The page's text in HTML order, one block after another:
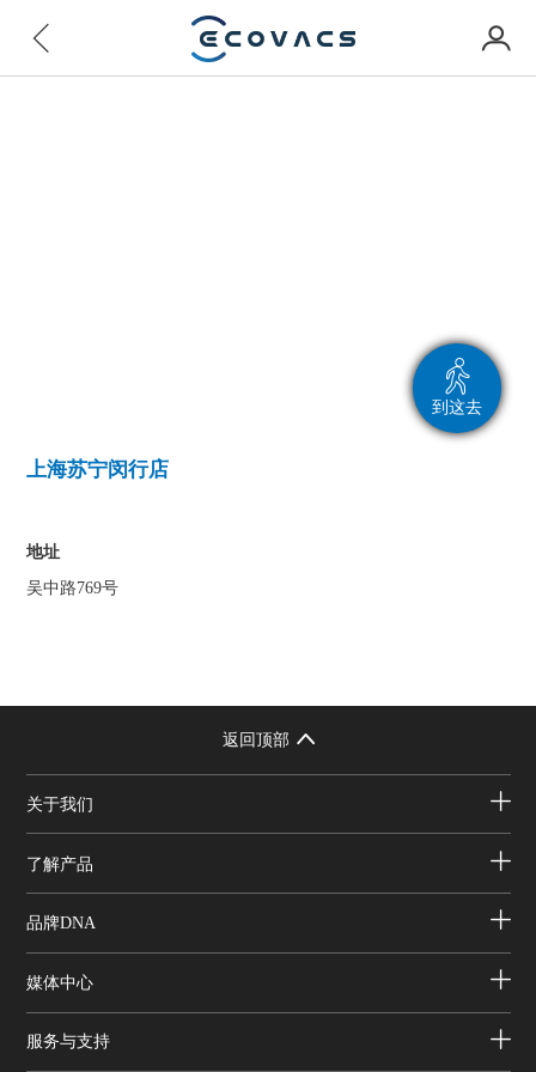
到这去
上海苏宁闵行店
地址
吴中路769号
返回顶部
关于我们
了解产品
品牌DNA
媒体中心
服务与支持